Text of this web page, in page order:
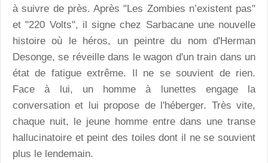
à suivre de près. Après "Les Zombies n’existent pas"
et "220 Volts", il signe chez Sarbacane une nouvelle
histoire où le héros, un peintre du nom d'Herman
Desonge, se réveille dans le wagon d'un train dans un
état de fatigue extrême. Il ne se souvient de rien.
Face à lui, un homme à lunettes engage la
conversation et lui propose de l'héberger. Très vite,
chaque nuit, le jeune homme entre dans une transe
hallucinatoire et peint des toiles dont il ne se souvient
plus le lendemain.